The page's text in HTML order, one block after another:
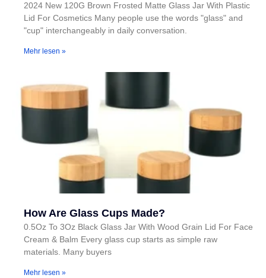
2024 New 120G Brown Frosted Matte Glass Jar With Plastic
Lid For Cosmetics Many people use the words "glass" and
"cup" interchangeably in daily conversation.
Mehr lesen »
How Are Glass Cups Made?
0.5Oz To 3Oz Black Glass Jar With Wood Grain Lid For Face
Cream & Balm Every glass cup starts as simple raw
materials. Many buyers
Mehr lesen »